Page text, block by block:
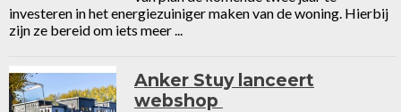
investeren in het energiezuiniger maken van de woning. Hierbij
zijn ze bereid om iets meer ...
Anker Stuy lanceert
webshop